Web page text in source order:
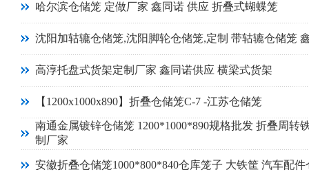
哈尔滨仓储笼 定做厂家 鑫同诺 供应 折叠式蝴蝶笼
沈阳加轱辘仓储笼,沈阳脚轮仓储笼,定制 带轱辘仓储笼
高淳托盘式货架定制厂家 鑫同诺供应 横梁式货架
【1200x1000x890】折叠仓储笼C-7 -江苏仓储笼
南通金属镀锌仓储笼 1200*1000*890规格批发 折叠周转
制厂家
安徽折叠仓储笼1000*800*840仓库笼子 大铁筐 汽车配件